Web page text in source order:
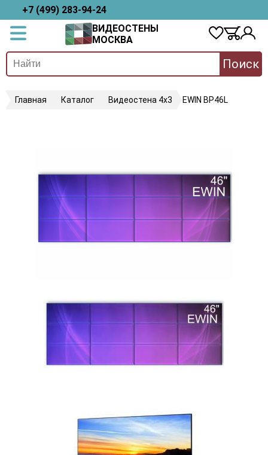
+7 (499) 283-94-24
ВИДЕОСТЕНЫ
МОСКВА
Поиск
Главная Каталог Видеостена 4х3 EWIN BP46L